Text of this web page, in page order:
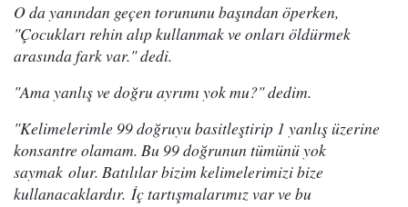
O da yanından geçen torununu başından öperken,
"Çocukları rehin alıp kullanmak ve onları öldürmek
arasında fark var." dedi.
"Ama yanlış ve doğru ayrımı yok mu?" dedim.
"Kelimelerimle 99 doğruyu basitleştirip 1 yanlış üzerine
konsantre olamam. Bu 99 doğrunun tümünü yok
saymak olur. Batılılar bizim kelimelerimizi bize
kullanacaklardır. İç tartışmalarımız var ve bu